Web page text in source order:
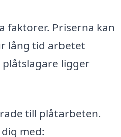
faktorer. Priserna kan
lång tid arbetet
ligger
till plåtarbeten.
med: